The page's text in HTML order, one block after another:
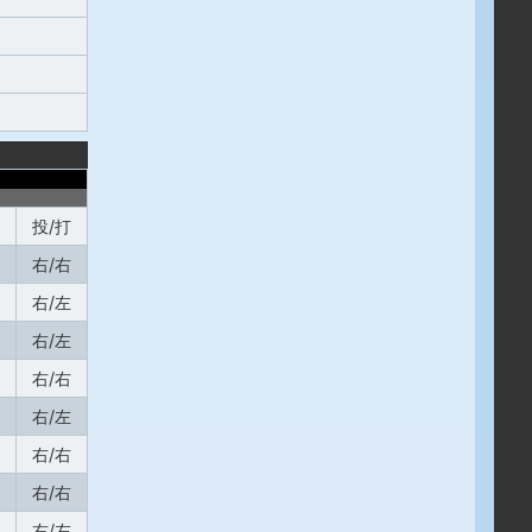
投/打
右/右
右/左
右/左
右/右
右/左
右/右
右/右